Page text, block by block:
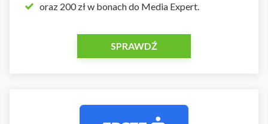
oraz 200 zł w bonach do Media Expert.
SPRAWDŹ